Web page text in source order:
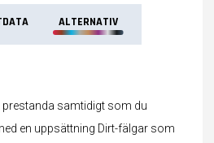
ALTERNATIV
samtidigt som du
en uppsättning Dirt-fälgar som